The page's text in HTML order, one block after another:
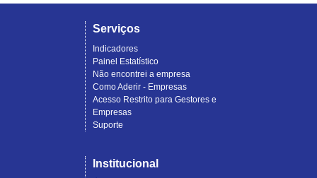
Serviços
Indicadores
Painel Estatístico
Não encontrei a empresa
Como Aderir - Empresas
Acesso Restrito para Gestores e
Empresas
Suporte
Institucional